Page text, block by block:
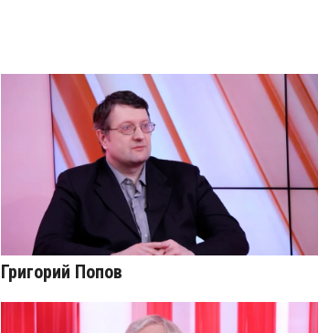
Григорий Попов